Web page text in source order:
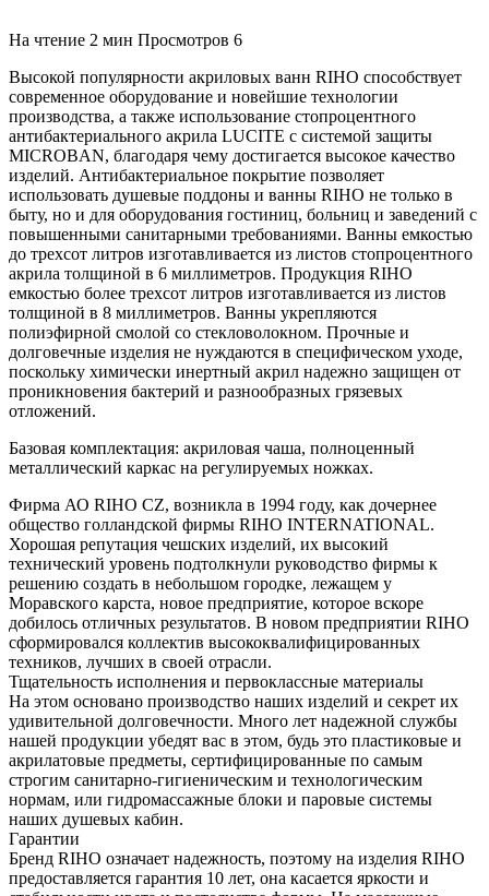
На чтение 2 мин Просмотров 6
Высокой популярности акриловых ванн RIHO способствует
современное оборудование и новейшие технологии
производства, а также использование стопроцентного
антибактериального акрила LUCITE с системой защиты
MICROBAN, благодаря чему достигается высокое качество
изделий. Антибактериальное покрытие позволяет
использовать душевые поддоны и ванны RIHO не только в
быту, но и для оборудования гостиниц, больниц и заведений с
повышенными санитарными требованиями. Ванны емкостью
до трехсот литров изготавливается из листов стопроцентного
акрила толщиной в 6 миллиметров. Продукция RIHO
емкостью более трехсот литров изготавливается из листов
толщиной в 8 миллиметров. Ванны укрепляются
полиэфирной смолой со стекловолокном. Прочные и
долговечные изделия не нуждаются в специфическом уходе,
поскольку химически инертный акрил надежно защищен от
проникновения бактерий и разнообразных грязевых
отложений.
Базовая комплектация: акриловая чаша, полноценный
металлический каркас на регулируемых ножках.
Фирма АО RIHO CZ, возникла в 1994 году, как дочернее
общество голландской фирмы RIHO INTERNATIONAL.
Хорошая репутация чешских изделий, их высокий
технический уровень подтолкнули руководство фирмы к
решению создать в небольшом городке, лежащем у
Моравского карста, новое предприятие, которое вскоре
добилось отличных результатов. В новом предприятии RIHO
сформировался коллектив высококвалифицированных
техников, лучших в своей отрасли.
Тщательность исполнения и первоклассные материалы
На этом основано производство наших изделий и секрет их
удивительной долговечности. Много лет надежной службы
нашей продукции убедят вас в этом, будь это пластиковые и
акрилатовые предметы, сертифицированные по самым
строгим санитарно-гигиеническим и технологическим
нормам, или гидромассажные блоки и паровые системы
наших душевых кабин.
Гарантии
Бренд RIHO означает надежность, поэтому на изделия RIHO
предоставляется гарантия 10 лет, она касается яркости и